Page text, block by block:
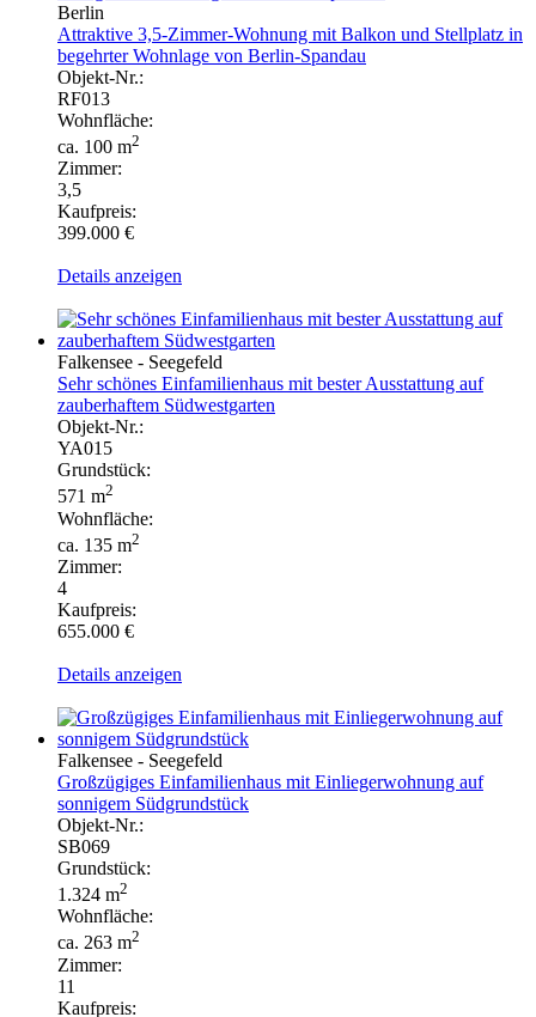
Berlin
Attraktive 3,5-Zimmer-Wohnung mit Balkon und Stellplatz in
begehrter Wohnlage von Berlin-Spandau
Objekt-Nr.:
RF013
Wohnfläche:
ca. 100 m2
Zimmer:
3,5
Kaufpreis:
399.000 €
Details anzeigen
Falkensee - Seegefeld
Sehr schönes Einfamilienhaus mit bester Ausstattung auf
zauberhaftem Südwestgarten
Objekt-Nr.:
YA015
Grundstück:
571 m2
Wohnfläche:
ca. 135 m2
Zimmer:
4
Kaufpreis:
655.000 €
Details anzeigen
Falkensee - Seegefeld
Großzügiges Einfamilienhaus mit Einliegerwohnung auf
sonnigem Südgrundstück
Objekt-Nr.:
SB069
Grundstück:
1.324 m2
Wohnfläche:
ca. 263 m2
Zimmer:
11
Kaufpreis: